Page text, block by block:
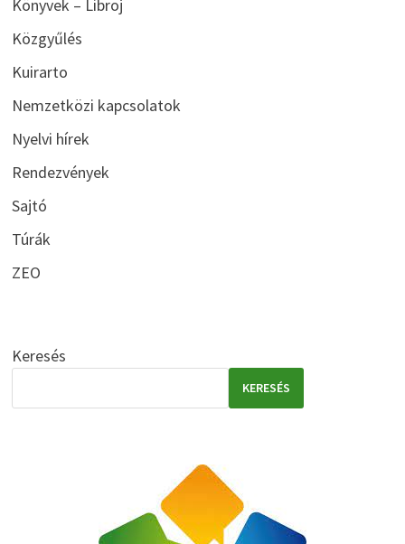
Könyvek – Libroj
Közgyűlés
Kuirarto
Nemzetközi kapcsolatok
Nyelvi hírek
Rendezvények
Sajtó
Túrák
ZEO
Keresés
KERESÉS